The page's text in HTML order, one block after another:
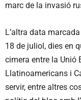
marc de la invasió
L’altra data
18 de juliol, dies en
cimera entre la Unió
Llatinoamericans i
servir, entre altres